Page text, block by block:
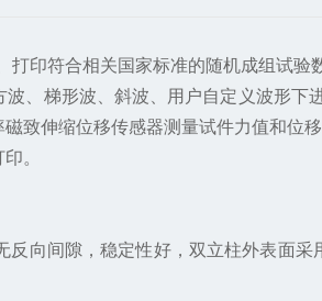
符合相关国家标准的随机成组试验
、梯形波、斜波、用户自定义波形
致伸缩位移传感器测量试件力值和
。
间隙，稳定性好，双立柱外表面采